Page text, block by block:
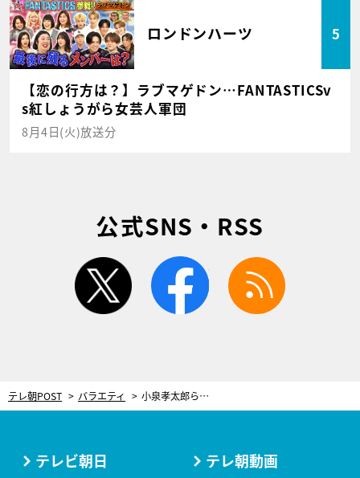
ロンドンハーツ 5
【恋の行方は？】ラブマゲドン…FANTASTICSv
s紅しょうがら女芸人軍団
8月4日(火)放送分
公式SNS・RSS
twitter facebook
テレ朝POST バラエティ 小泉孝太郎らが私物を査定！キスマイ藤ヶ谷「あんな札束、この番組で初めて見ました」
テレビ朝日 テレ朝動画